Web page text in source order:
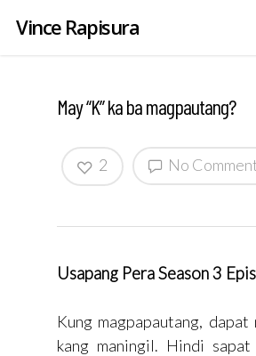
Vince Rapisura
May “K” ka ba magpautang?
No
2
Usapang Pera Season 3
Kung magpapautang, dapat
kang maningil. Hindi